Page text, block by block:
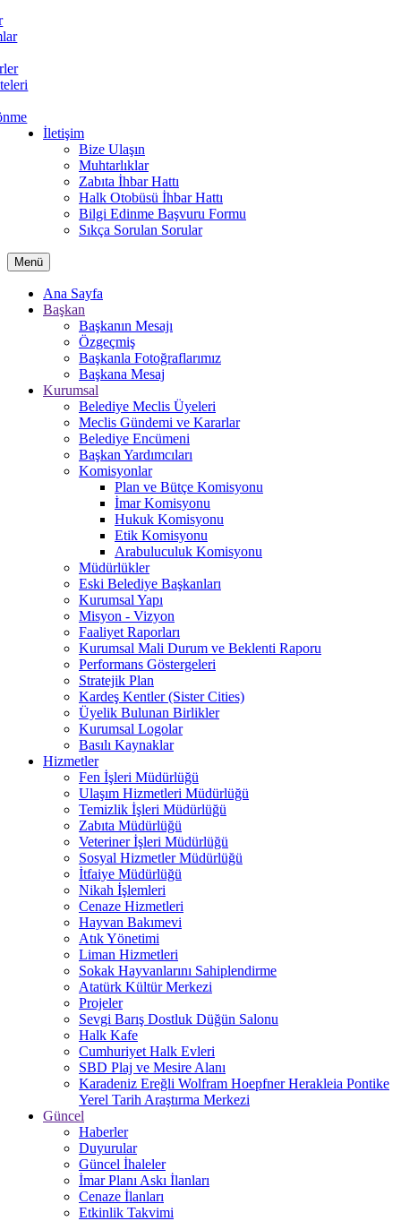
İletişim
Bize Ulaşın
Muhtarlıklar
Zabıta İhbar Hattı
Halk Otobüsü İhbar Hattı
Bilgi Edinme Başvuru Formu
Sıkça Sorulan Sorular
Menü
Ana Sayfa
Başkan
Başkanın Mesajı
Özgeçmiş
Başkanla Fotoğraflarımız
Başkana Mesaj
Kurumsal
Belediye Meclis Üyeleri
Meclis Gündemi ve Kararlar
Belediye Encümeni
Başkan Yardımcıları
Komisyonlar
Plan ve Bütçe Komisyonu
İmar Komisyonu
Hukuk Komisyonu
Etik Komisyonu
Arabuluculuk Komisyonu
Müdürlükler
Eski Belediye Başkanları
Kurumsal Yapı
Misyon - Vizyon
Faaliyet Raporları
Kurumsal Mali Durum ve Beklenti Raporu
Performans Göstergeleri
Stratejik Plan
Kardeş Kentler (Sister Cities)
Üyelik Bulunan Birlikler
Kurumsal Logolar
Basılı Kaynaklar
Hizmetler
Fen İşleri Müdürlüğü
Ulaşım Hizmetleri Müdürlüğü
Temizlik İşleri Müdürlüğü
Zabıta Müdürlüğü
Veteriner İşleri Müdürlüğü
Sosyal Hizmetler Müdürlüğü
İtfaiye Müdürlüğü
Nikah İşlemleri
Cenaze Hizmetleri
Hayvan Bakımevi
Atık Yönetimi
Liman Hizmetleri
Sokak Hayvanlarını Sahiplendirme
Atatürk Kültür Merkezi
Projeler
Sevgi Barış Dostluk Düğün Salonu
Halk Kafe
Cumhuriyet Halk Evleri
SBD Plaj ve Mesire Alanı
Karadeniz Ereğli Wolfram Hoepfner Herakleia Pontike
Yerel Tarih Araştırma Merkezi
Güncel
Haberler
Duyurular
Güncel İhaleler
İmar Planı Askı İlanları
Cenaze İlanları
Etkinlik Takvimi